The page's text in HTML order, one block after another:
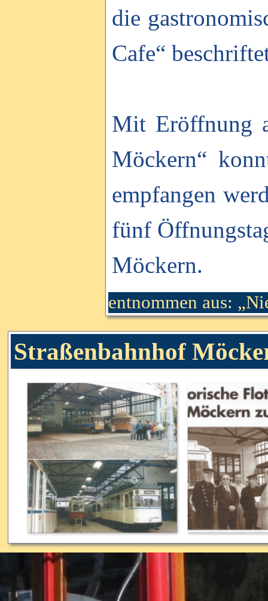
die
Cafe“
Mit Eröffnung
Möckern“
empfangen
fünf
Möckern.
entnommen aus:
Straßenbahnhof